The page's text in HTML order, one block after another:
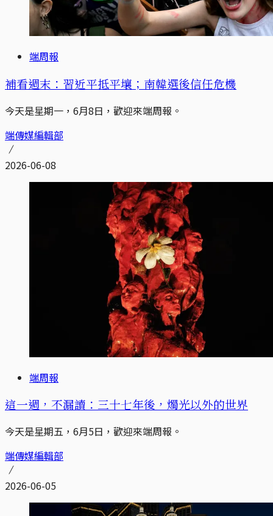
端周報
補看週末：習近平抵平壤；南韓選後信任危機
今天是星期一，6月8日，歡迎來端周報。
端傳媒編輯部
2026-06-08
端周報
這一週，不漏讀：三十七年後，燭光以外的世界
今天是星期五，6月5日，歡迎來端周報。
端傳媒編輯部
2026-06-05